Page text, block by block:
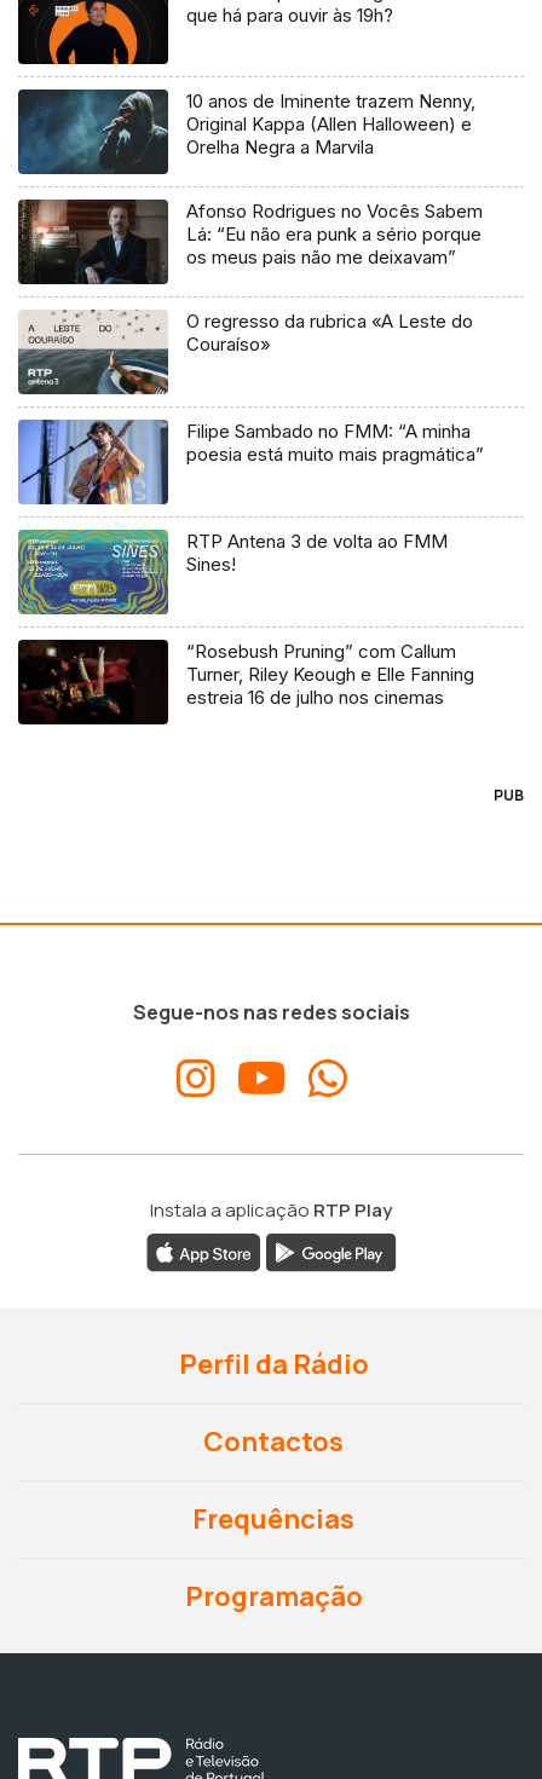
que há para ouvir às 19h?
10 anos de Iminente trazem Nenny,
Original Kappa (Allen Halloween) e
Orelha Negra a Marvila
Afonso Rodrigues no Vocês Sabem
Lá: “Eu não era punk a sério porque
os meus pais não me deixavam”
O regresso da rubrica «A Leste do
Couraíso»
Filipe Sambado no FMM: “A minha
poesia está muito mais pragmática”
RTP Antena 3 de volta ao FMM
Sines!
“Rosebush Pruning” com Callum
Turner, Riley Keough e Elle Fanning
estreia 16 de julho nos cinemas
PUB
Segue-nos nas redes sociais
Instala a aplicação RTP Play
Perfil da Rádio
Contactos
Frequências
Programação